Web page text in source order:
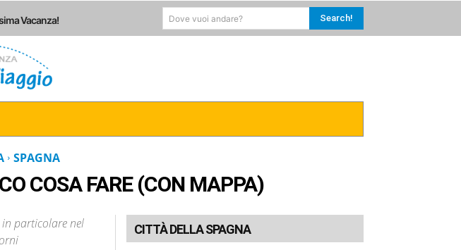
Vacanza! Dove vuoi andare? Search!
SPAGNA
COSA FARE (CON MAPPA)
in particolare nel
CITTÀ DELLA SPAGNA